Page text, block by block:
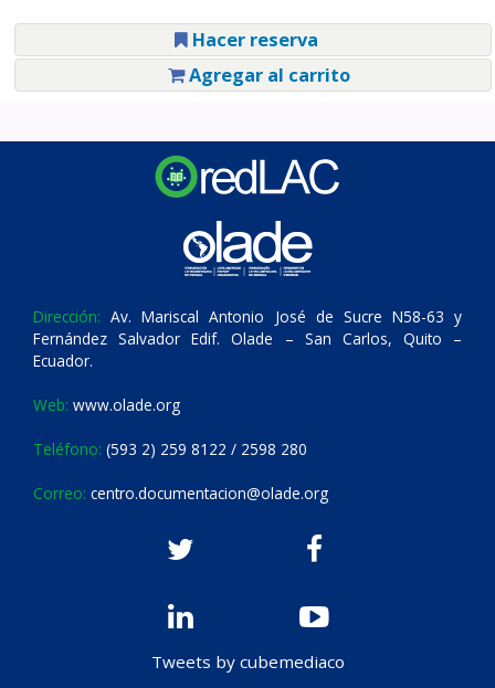
Hacer reserva
Agregar al carrito
Dirección: Av. Mariscal Antonio José de Sucre N58-63 y
Fernández Salvador Edif. Olade – San Carlos, Quito –
Ecuador.
Web: www.olade.org
Teléfono: (593 2) 259 8122 / 2598 280
Correo: centro.documentacion@olade.org
Tweets by cubemediaco